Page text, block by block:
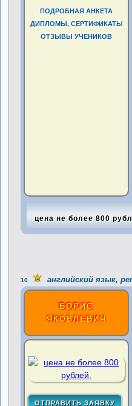
ПОДРОБНАЯ АНКЕТА
ДИПЛОМЫ, СЕРТИФИКАТЫ
ОТЗЫВЫ УЧЕНИКОВ
цена не более 800
10 английский язык,
БОРИС
ЯКОВЛЕВИЧ